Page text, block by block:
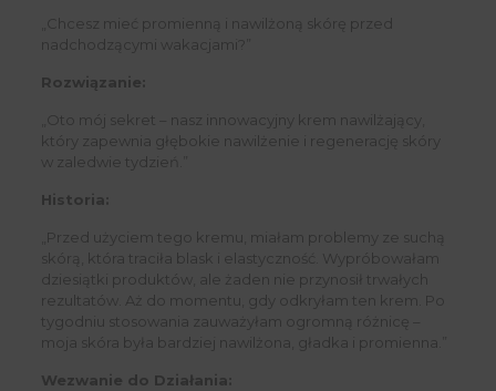
„Chcesz mieć promienną i nawilżoną skórę przed
nadchodzącymi wakacjami?”
Rozwiązanie:
„Oto mój sekret – nasz innowacyjny krem nawilżający,
który zapewnia głębokie nawilżenie i regenerację skóry
w zaledwie tydzień.”
Historia:
„Przed użyciem tego kremu, miałam problemy ze suchą
skórą, która traciła blask i elastyczność. Wypróbowałam
dziesiątki produktów, ale żaden nie przynosił trwałych
rezultatów. Aż do momentu, gdy odkryłam ten krem. Po
tygodniu stosowania zauważyłam ogromną różnicę –
moja skóra była bardziej nawilżona, gładka i promienna.”
Wezwanie do Działania: